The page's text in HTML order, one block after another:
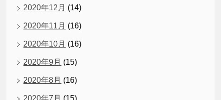
2020年12月 (14)
2020年11月 (16)
2020年10月 (16)
2020年9月 (15)
2020年8月 (16)